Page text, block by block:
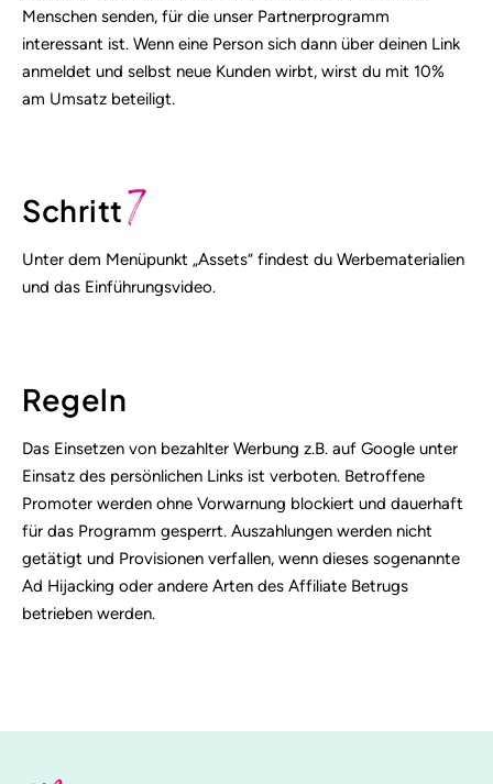
Menschen senden, für die unser Partnerprogramm
interessant ist. Wenn eine Person sich dann über deinen Link
anmeldet und selbst neue Kunden wirbt, wirst du mit 10%
am Umsatz beteiligt.
Schritt 7
Unter dem Menüpunkt „Assets“ findest du Werbematerialien
und das Einführungsvideo.
Regeln
Das Einsetzen von bezahlter Werbung z.B. auf Google unter
Einsatz des persönlichen Links ist verboten. Betroffene
Promoter werden ohne Vorwarnung blockiert und dauerhaft
für das Programm gesperrt. Auszahlungen werden nicht
getätigt und Provisionen verfallen, wenn dieses sogenannte
Ad Hijacking oder andere Arten des Affiliate Betrugs
betrieben werden.